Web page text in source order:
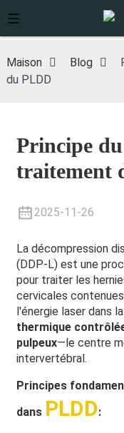
Maison Blog
du PLDD
Principe
traitement
2025-11-26
La décompression
(DDP-L) est une
pour traiter les
cervicales
l'énergie laser dans
thermique
pulpeux—le centre
intervertébral.
Principes
dans PLDD: